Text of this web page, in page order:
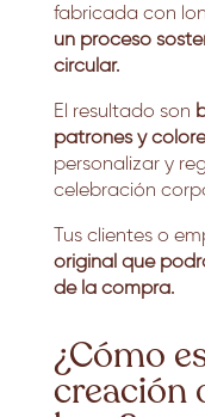
fabricada con
un proceso
circular.
El resultado son
patrones y
personalizar y
celebración
Tus clientes o
original que
de la compra.
¿Cómo
creación